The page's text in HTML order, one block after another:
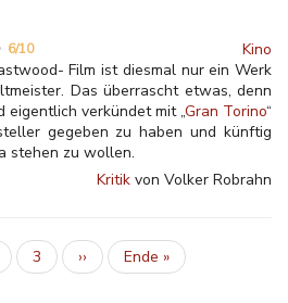
6/10
Kino
Film ist diesmal nur ein Werk
Das überrascht etwas, denn
verkündet mit „Gran Torino“
gegeben zu haben und künftig
stehen zu wollen.
Kritik von Volker Robrahn
Inhalt
3
Nächste
Seite
››
Letzte
Seite
Ende »